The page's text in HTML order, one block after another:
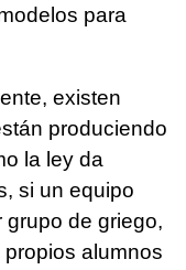
para
existen
produciendo
la ley da
si un equipo
de griego,
propios alumnos